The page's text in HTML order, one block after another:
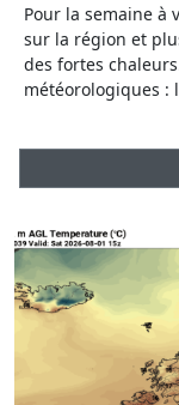
Pour la semaine à
sur la région et
des fortes
météorologiques :